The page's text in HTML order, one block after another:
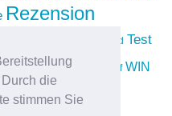
die
stimmen Sie
Rezension
sponsored Test
Wettkampf WIN